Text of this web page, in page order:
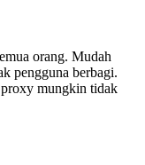
orang. Mudah
pengguna berbagi.
mungkin tidak